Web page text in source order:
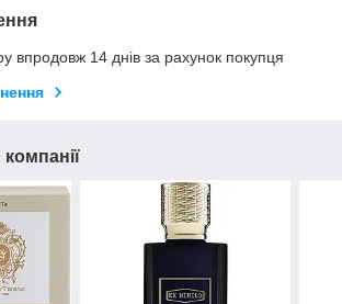
впродовж 14 днів за рахунок покупця